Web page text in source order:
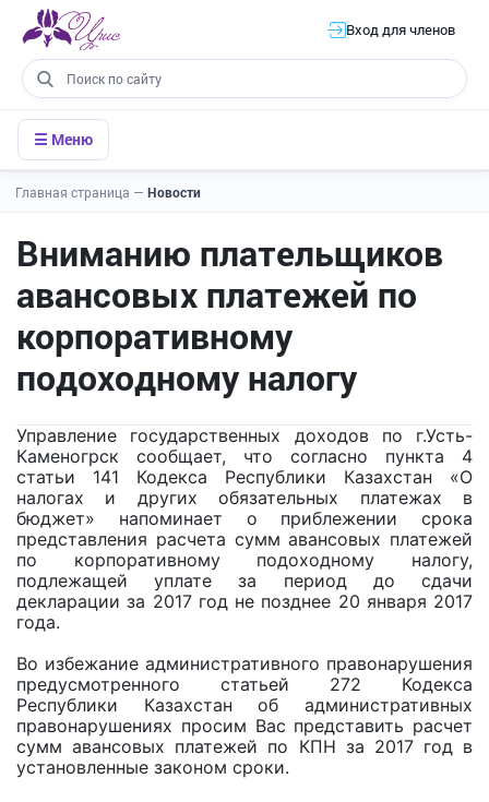
Вход для членов
☰ Меню
Главная страница — Новости
Вниманию плательщиков
авансовых платежей по
корпоративному
подоходному налогу
Управление государственных доходов по г.Усть-
Каменогрск сообщает, что согласно пункта 4
статьи 141 Кодекса Республики Казахстан «О
налогах и других обязательных платежах в
бюджет» напоминает о приблежении срока
представления расчета сумм авансовых платежей
по корпоративному подоходному налогу,
подлежащей уплате за период до сдачи
декларации за 2017 год не позднее 20 января 2017
года.
Во избежание административного правонарушения
предусмотренного статьей 272 Кодекса
Республики Казахстан об административных
правонарушениях просим Вас представить расчет
сумм авансовых платежей по КПН за 2017 год в
установленные законом сроки.